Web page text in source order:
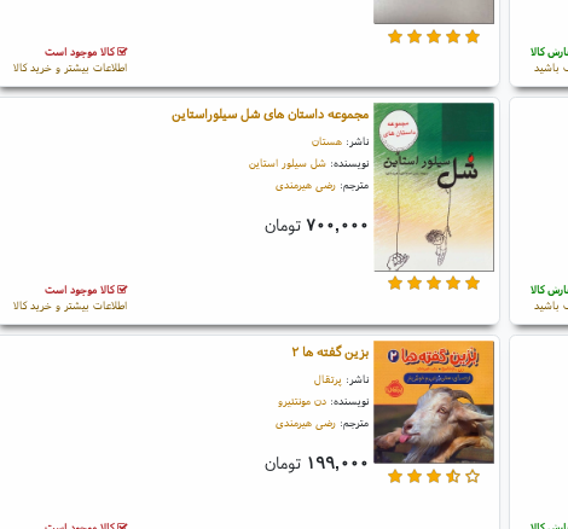
کالا
کالا موجود است
اطلاعات بیشتر و خرید کالا
کالا
مجموعه داستان های شل سیلوراستاین
ناشر: هستان
نویسنده: شل سیلور استاین
مترجم: رضی هیرمندی
۷۰۰,۰۰۰ تومان
کالا موجود است
اطلاعات بیشتر و خرید کالا
بزین گفته ها ۲
ناشر: پرتقال
نویسنده: دن مونتئیرو
مترجم: رضی هیرمندی
۱۹۹,۰۰۰ تومان